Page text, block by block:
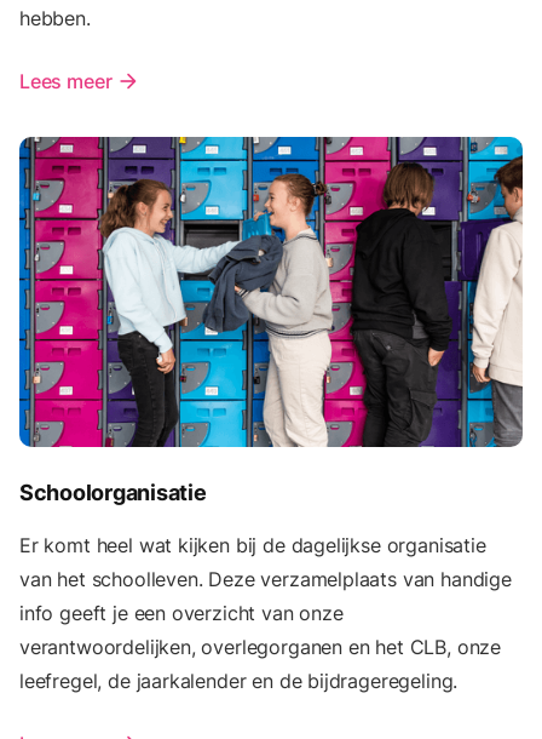
hebben.
Lees meer arrow_forward
Schoolorganisatie
Er komt heel wat kijken bij de dagelijkse organisatie
van het schoolleven. Deze verzamelplaats van handige
info geeft je een overzicht van onze
verantwoordelijken, overlegorganen en het CLB, onze
leefregel, de jaarkalender en de bijdrageregeling.